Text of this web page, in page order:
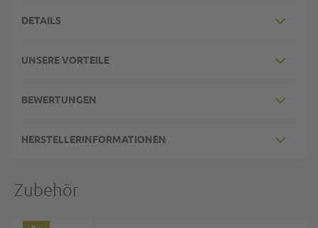
DETAILS
UNSERE VORTEILE
BEWERTUNGEN
HERSTELLERINFORMATIONEN
Zubehör